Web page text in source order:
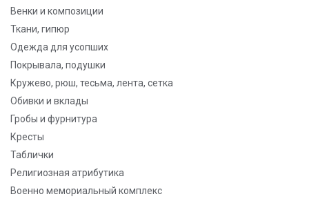
Венки и композиции
Ткани, гипюр
Одежда для усопших
Покрывала, подушки
Кружево, рюш, тесьма, лента, сетка
Обивки и вклады
Гробы и фурнитура
Кресты
Таблички
Религиозная атрибутика
Военно мемориальный комплекс